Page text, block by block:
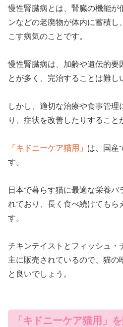
慢性腎臓病とは、腎臓の機能が
ンなどの老廃物が体内に蓄積し
こす病気のことです。
慢性腎臓病は、加齢や遺伝的要
とが多く、完治することは難し
しかし、適切な治療や食事管理
り、症状を改善したりすること
「キドニーケア猫用」 は、国産
す。
日本で暮らす猫に最適な栄養バ
れており、長く食べ続けてもら
す。
チキンテイストとフィッシュ・
主に販売されているので、猫の
と良いでしょう。
「キドニーケア猫用」